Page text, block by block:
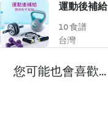
運動後補給
10 食譜
台灣
您可能也會喜歡...